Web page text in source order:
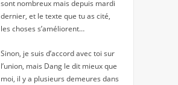
sont nombreux mais depuis mardi
dernier, et le texte que tu as cité,
les choses s’améliorent…
Sinon, je suis d’accord avec toi sur
l’union, mais Dang le dit mieux que
moi, il y a plusieurs demeures dans